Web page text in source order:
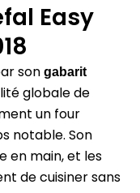
Easy
son gabarit
globale de
un four
notable. Son
en main, et les
de cuisiner sans